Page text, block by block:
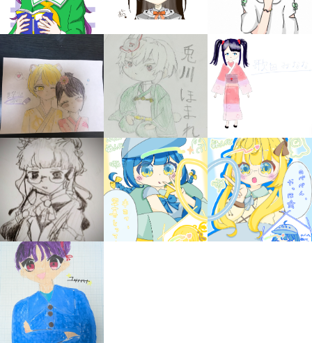
みんなの絵が
見られる
ギャラリー